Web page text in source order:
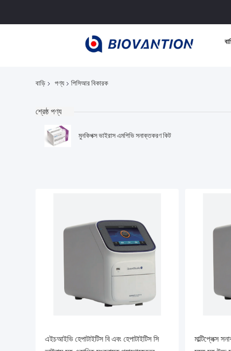
বাড়ি পণ্য পিসিআর বিকারক
শ্রেষ্ঠ পণ্য
মুনকিপক্স ভাইরাস এমপিভি সনাক্তকরণ কিট
এইচআইভি হেপাটাইটিস বি এবং হেপাটাইটিস সি
মাল্টিপ্লেক্স